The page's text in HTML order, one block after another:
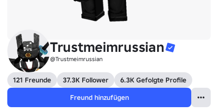
Trustmeimrussian
@Trustmeimrussian
121 Freunde 37.3K Follower
6.3K Gefolgte Profile
Freund hinzufügen